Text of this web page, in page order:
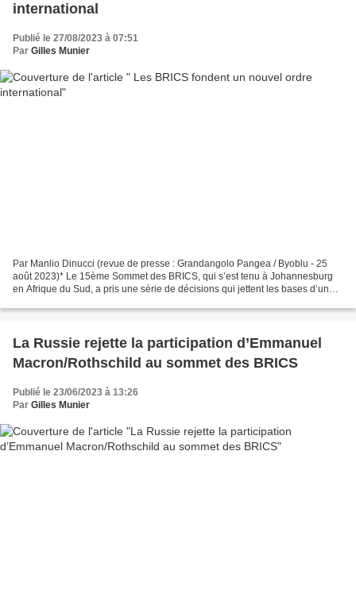
international
Publié le 27/08/2023 à 07:51
Par Gilles Munier
Par Manlio Dinucci (revue de presse : Grandangolo Pangea / Byoblu - 25
août 2023)* Le 15ème Sommet des BRICS, qui s’est tenu à Johannesburg
en Afrique du Sud, a pris une série de décisions qui jettent les bases d’un
La Russie rejette la participation d’Emmanuel
Macron/Rothschild au sommet des BRICS
Publié le 23/06/2023 à 13:26
Par Gilles Munier